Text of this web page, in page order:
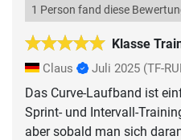
Klasse
1 Person fand diese
Claus Juli 2025 (TF-
Das Curve-Laufband ist
Sprint- und Intervall-
aber sobald man sich